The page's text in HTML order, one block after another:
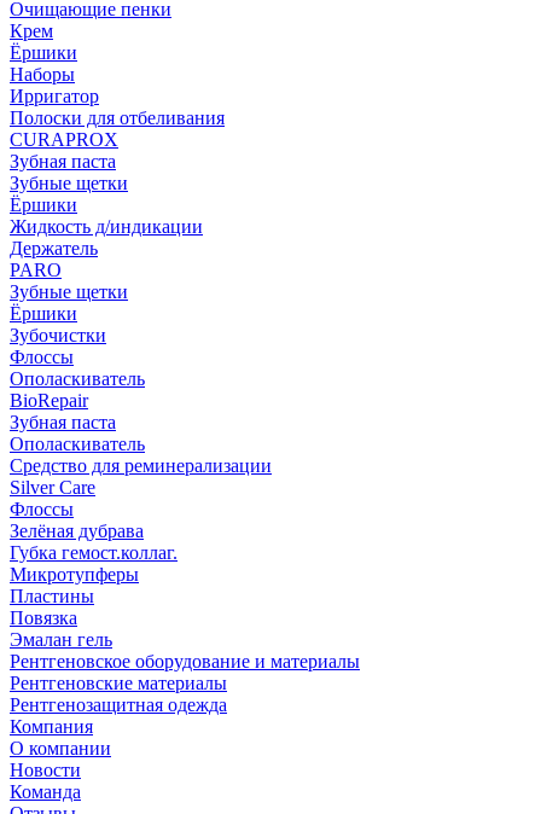
Очищающие пенки
Крем
Ёршики
Наборы
Ирригатор
Полоски для отбеливания
CURAPROX
Зубная паста
Зубные щетки
Ёршики
Жидкость д/индикации
Держатель
PARO
Зубные щетки
Ёршики
Зубочистки
Флоссы
Ополаскиватель
BioRepair
Зубная паста
Ополаскиватель
Средство для реминерализации
Silver Care
Флоссы
Зелёная дубрава
Губка гемост.коллаг.
Микротупферы
Пластины
Повязка
Эмалан гель
Рентгеновское оборудование и материалы
Рентгеновские материалы
Рентгенозащитная одежда
Компания
О компании
Новости
Команда